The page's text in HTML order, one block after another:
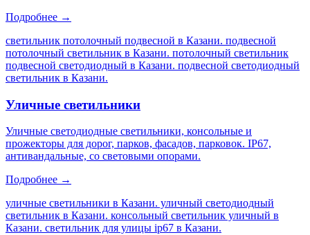
Подробнее →
светильник потолочный подвесной в Казани. подвесной
потолочный светильник в Казани. потолочный светильник
подвесной светодиодный в Казани. подвесной светодиодный
светильник в Казани.
Уличные светильники
Уличные светодиодные светильники, консольные и
прожекторы для дорог, парков, фасадов, парковок. IP67,
антивандальные, со световыми опорами.
Подробнее →
уличные светильники в Казани. уличный светодиодный
светильник в Казани. консольный светильник уличный в
Казани. светильник для улицы ip67 в Казани.